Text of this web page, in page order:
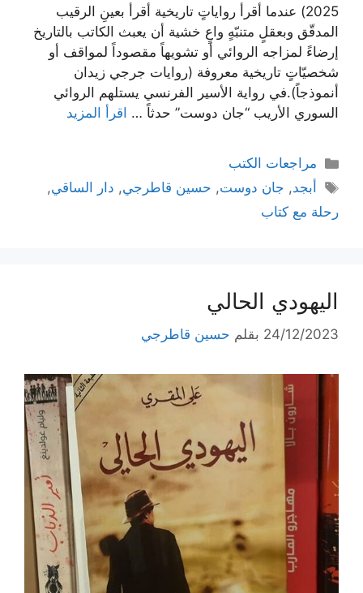
2025) عندما أقرأ رواياتٍ تاريخية أقرأ بعينِ الرقيب
المدقّق وبعقلٍ متنبّهٍ واعٍ خشية أن يعبث الكاتب بالتاريخ
إرضاءً لمزاجه الروائي أو تشويهاً مقصوداً لمواقف أو
شخصيّاتٍ تاريخية معروفة (روايات جرجي زيدان
أنموذجاً).في رواية الأسير الفرنسي يستلهم الروائي
السوري الأريب “جان دوست” حدثاً … اقرأ المزيد
التصنيفات
مراجعات الكتب
الوسوم
أبجد, جان دوست, حسين قاطرجي, دار الساقي,
رحلة مع كتاب
اليهودي الحالي
24/12/2023 بقلم حسين قاطرجي